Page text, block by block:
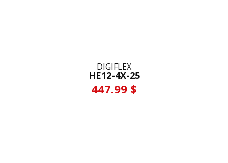
DIGIFLEX
HE12-4X-25
447.99 $